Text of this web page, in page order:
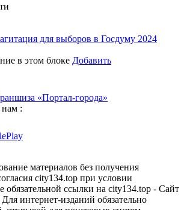
для выборов в Госдуму 2024
в этом блоке Добавить
«Портал-города»
нам :
материалов без получения
city134.top при условии
обязательной ссылки на city134.top - Сайт
интернет-изданий обязательно